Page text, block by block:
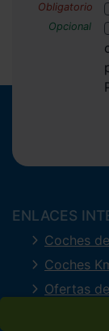
ENLACES
Coches
Coches
Ofertas
Últimos